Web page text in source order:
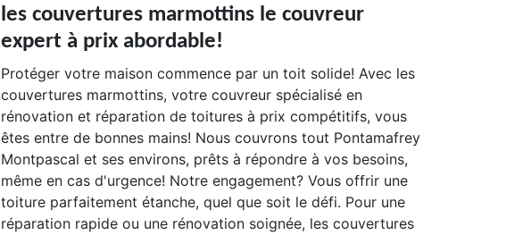
les couvertures marmottins le couvreur
expert à prix abordable!
Protéger votre maison commence par un toit solide! Avec les
couvertures marmottins, votre couvreur spécialisé en
rénovation et réparation de toitures à prix compétitifs, vous
êtes entre de bonnes mains! Nous couvrons tout Pontamafrey
Montpascal et ses environs, prêts à répondre à vos besoins,
même en cas d'urgence! Notre engagement? Vous offrir une
toiture parfaitement étanche, quel que soit le défi. Pour une
réparation rapide ou une rénovation soignée, les couvertures